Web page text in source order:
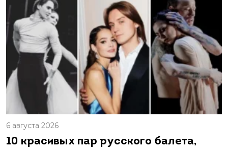
6 августа 2026
10 красивых пар русского балета,